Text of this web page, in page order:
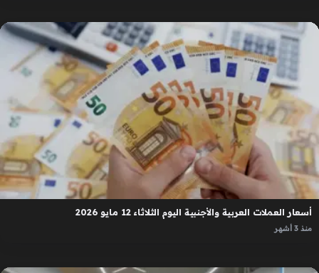
أسعار العملات العربية والأجنبية اليوم الثلاثاء 12 مايو 2026
منذ 3 أشهر